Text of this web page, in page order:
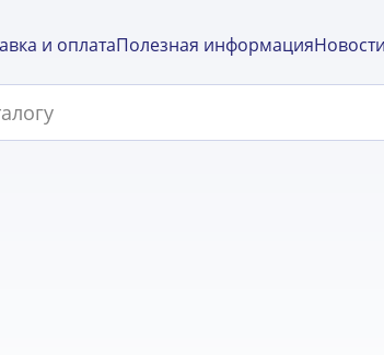
и оплатаПолезная информацияНовости